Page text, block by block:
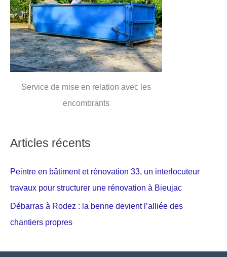
Service de mise en relation avec les
encombrants
Articles récents
Peintre en bâtiment et rénovation 33, un interlocuteur
travaux pour structurer une rénovation à Bieujac
Débarras à Rodez : la benne devient l’alliée des
chantiers propres